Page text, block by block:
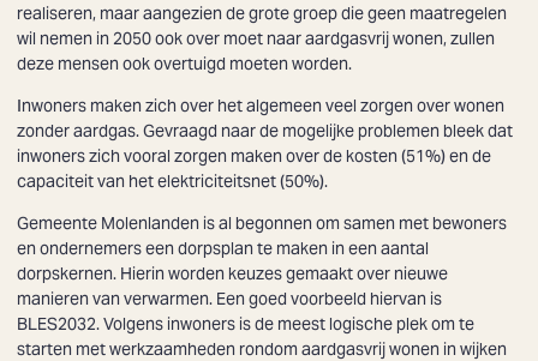
realiseren, maar aangezien de grote groep die geen maatregelen
wil nemen in 2050 ook over moet naar aardgasvrij wonen, zullen
deze mensen ook overtuigd moeten worden.
Inwoners maken zich over het algemeen veel zorgen over wonen
zonder aardgas. Gevraagd naar de mogelijke problemen bleek dat
inwoners zich vooral zorgen maken over de kosten (51%) en de
capaciteit van het elektriciteitsnet (50%).
Gemeente Molenlanden is al begonnen om samen met bewoners
en ondernemers een dorpsplan te maken in een aantal
dorpskernen. Hierin worden keuzes gemaakt over nieuwe
manieren van verwarmen. Een goed voorbeeld hiervan is
BLES2032. Volgens inwoners is de meest logische plek om te
starten met werkzaamheden rondom aardgasvrij wonen in wijken